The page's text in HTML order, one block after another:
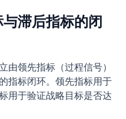
滞后指标的闭
由领先指标（过程信号）
指标闭环。领先指标用于
用于验证战略目标是否达